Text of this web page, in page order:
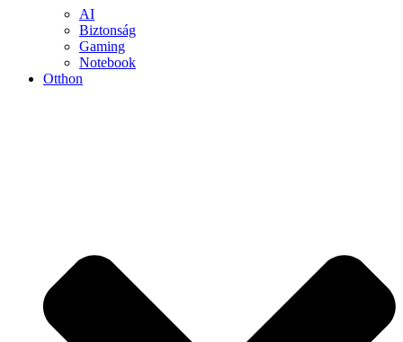
AI
Biztonság
Gaming
Notebook
Otthon